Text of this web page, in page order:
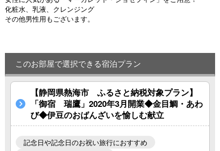
化粧水、乳液、クレンジング
その他男性用もございます。
このお部屋で選択できる宿泊プラン
【静岡県熱海市 ふるさと納税対象プラン】
「御宿 瑞鷹」2020年3月開業◆金目鯛・あわ
び◆伊豆のおばんざいを愉しむ献立
記念日や記念日のお祝い旅行におすすめ